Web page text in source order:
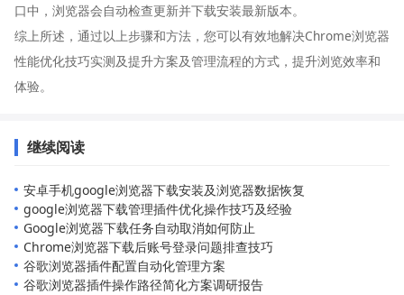
口中，浏览器会自动检查更新并下载安装最新版本。
综上所述，通过以上步骤和方法，您可以有效地解决Chrome浏览器
性能优化技巧实测及提升方案及管理流程的方式，提升浏览效率和
体验。
继续阅读
安卓手机google浏览器下载安装及浏览器数据恢复
google浏览器下载管理插件优化操作技巧及经验
Google浏览器下载任务自动取消如何防止
Chrome浏览器下载后账号登录问题排查技巧
谷歌浏览器插件配置自动化管理方案
谷歌浏览器插件操作路径简化方案调研报告